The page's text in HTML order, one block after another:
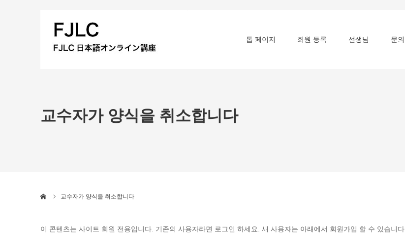
톱 페이지 회원 등록 선생님 문의
교수자가 양식을 취소합니다
교수자가 양식을 취소합니다
이 콘텐츠는 사이트 회원 전용입니다. 기존의 사용자라면 로그인 하세요. 새 사용자는 아래에서 회원가입 할 수 있습니다.